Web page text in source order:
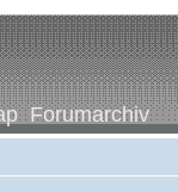
Forumarchiv